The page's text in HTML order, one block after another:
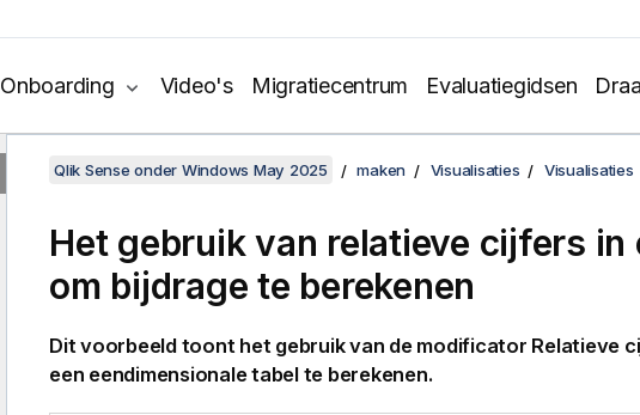
Onboarding Video's Migratiecentrum Evaluatiegidsen
Qlik Sense onder Windows May 2025 maken Visualisaties Visualisaties
Het gebruik van relatieve cijfers in
om bijdrage te berekenen
Dit voorbeeld toont het gebruik van de modificator Relatieve
een eendimensionale tabel te berekenen.